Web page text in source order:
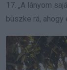
17. „A lányom
büszke rá, ahogy